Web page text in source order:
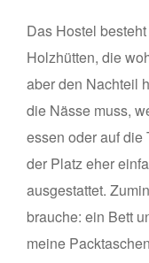
Das Hostel
Holzhütten, die
aber den Nachteil
die Nässe muss,
essen oder auf die
der Platz eher
ausgestattet.
brauche: ein Bett
meine